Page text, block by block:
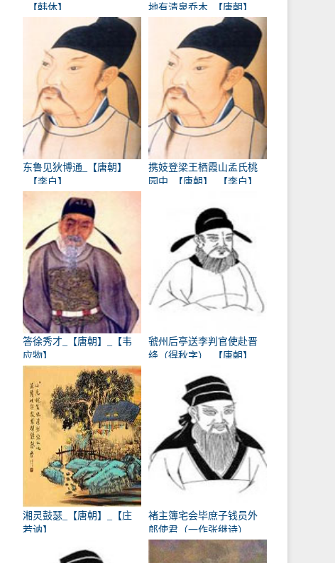
_【韩休】
地有清泉乔木_【唐朝】
东鲁见狄博通_【唐朝】
_【李白】
携妓登梁王栖霞山孟氏桃
园中_【唐朝】_【李白】
答徐秀才_【唐朝】_【韦
应物】
虢州后亭送李判官使赴晋
绛（得秋字）_【唐朝】
湘灵鼓瑟_【唐朝】_【庄
若讷】
褚主簿宅会毕庶子钱员外
郎使君（一作张继诗）
_【唐朝】_【韩翃】